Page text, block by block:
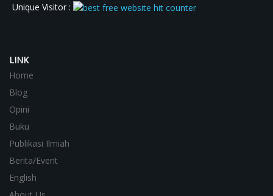
Unique Visitor :
LINK
Home
Blog
Opini
Buku
Publikasi Ilmiah
Berita/Event
English